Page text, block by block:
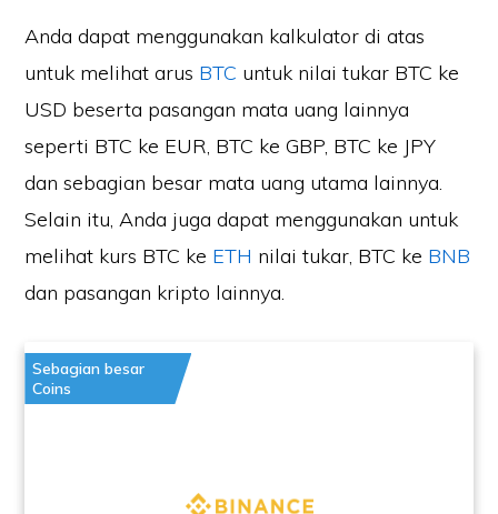
Anda dapat menggunakan kalkulator di atas
untuk melihat arus BTC untuk nilai tukar BTC ke
USD beserta pasangan mata uang lainnya
seperti BTC ke EUR, BTC ke GBP, BTC ke JPY
dan sebagian besar mata uang utama lainnya.
Selain itu, Anda juga dapat menggunakan untuk
melihat kurs BTC ke ETH nilai tukar, BTC ke BNB
dan pasangan kripto lainnya.
Sebagian besar
Coins